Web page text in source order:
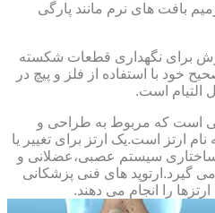
بافت های نرم مانند پارگی
برای نگهداری قطعات شکسته
خود با استفاده از فلز و پیچ در
التیام است.
است که مربوط به طراحی و
ارتز است.یک ارتز برای تغییر یا
سیستم عصبی،عضلانی و
گیرد.ارتوپد های فنی پزشکانی
را انجام می دهند.